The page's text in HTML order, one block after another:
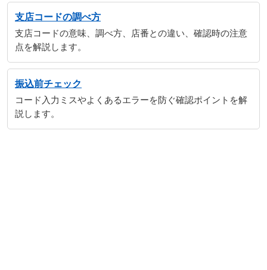
支店コードの調べ方
支店コードの意味、調べ方、店番との違い、確認時の注意
点を解説します。
振込前チェック
コード入力ミスやよくあるエラーを防ぐ確認ポイントを解
説します。